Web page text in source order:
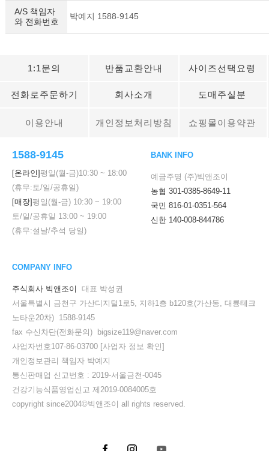
A/S 책임자
와 전화번호
박예지 1588-9145
1:1문의 반품교환안내 사이즈선택요령
전화로주문하기 회사소개 도매주실분
이용안내 개인정보처리방침 쇼핑몰이용약관
1588-9145
[온라인] 평일(월-금)10:30 ~ 18:00
(휴무:토/일/공휴일)
[매장] 평일(월-금) 10:30 ~ 19:00
토/일/공휴일 13:00 ~ 19:00
(휴무:설날/추석 당일)
BANK INFO
예금주명 (주)빅앤조이
농협 301-0385-8649-11
국민 816-01-0351-564
신한 140-008-844786
COMPANY INFO
주식회사 빅앤조이
대표 박성권
서울특별시 금천구 가산디지털1로5, 지하1층 b120호(가산동, 대륭테크
노타운20차) 1588-9145
fax 수신차단(전화문의) bigsize119@naver.com
사업자번호107-86-03700 [사업자 정보 확인]
개인정보관리 책임자 박예지
통신판매업 신고번호 : 2019-서울금천-0045
건강기능식품영업신고 제2019-0084005호
copyright since2004©빅앤조이 all rights reserved.